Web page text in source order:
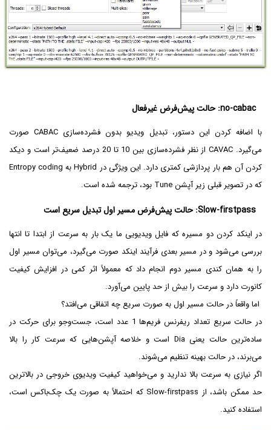
no-cabac: حالت پیش‌فرض غیرفعال
با اضافه کردن این دستور، تبدیل ویدیو بدون فشرده‌سازی CABAC صورت
می‌گیرد. CAVAC از نظر فشرده‌سازی بین 10 تا 20 درصد ضعیف‌تر است و دیکد
کردن آن هم بار پردازشی کمتری دارد. این ویژگی در Hybrid به Entropy coding
که در تصویر قبلی زیر آپشن Tune بود، ترجمه شده است.
Slow-firstpass: حالت پیش‌فرض مسیر اول تبدیل سریع است
در اینکد کردن دو مسیره که فایل ویدیویی ما یک بار به سرعت از ابتدا تا انتها
بررسی می‌شود و در مسیر بعدی فرآیند اینکد صورت می‌گیرد، می‌توان مسیر اول
را به همان کندی مسیر دوم انجام داد که معمولاً اثر کمی در افزایش کیفیت
کانورت دارد و سرعت را بیش از حد پایین می‌آورد.
اما واقعاً در حالت مسیر اول به صورت سریع چه اتفاقی می‌افتد؟
در حالت سریع تعداد ریفرنس فریم‌ها 1 عدد است، جست‌وجو برای حرکت در
ساده‌ترین حالت یعنی Dia است و خلاصه آپشن‌هایی که سرعت کار را بالا
می‌برند، در حالت بهینه تنظیم می‌شوند.
اگر نیازی به سرعت بالا ندارید و می‌خواهید کیفیت ویدیوی خروجی در بالاترین
حد ممکن باشد، از Slow-firstpass که احتمالاً به صورت یک چک‌باکس است،
استفاده کنید.